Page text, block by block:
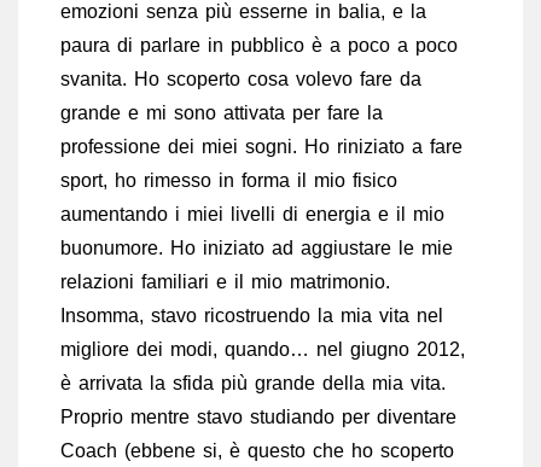
emozioni senza più esserne in balia, e la
paura di parlare in pubblico è a poco a poco
svanita. Ho scoperto cosa volevo fare da
grande e mi sono attivata per fare la
professione dei miei sogni. Ho riniziato a fare
sport, ho rimesso in forma il mio fisico
aumentando i miei livelli di energia e il mio
buonumore. Ho iniziato ad aggiustare le mie
relazioni familiari e il mio matrimonio.
Insomma, stavo ricostruendo la mia vita nel
migliore dei modi, quando… nel giugno 2012,
è arrivata la sfida più grande della mia vita.
Proprio mentre stavo studiando per diventare
Coach (ebbene si, è questo che ho scoperto